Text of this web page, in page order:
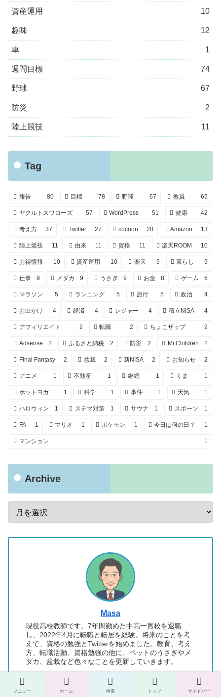
資産運用 10
趣味 12
車 1
週間目標 74
野球 67
防災 2
陸上競技 11
Tag
報告 80 目標 78 野球 67 教員 65
ヤクルトスワローズ 57 WordPress 51 健康 42
考え方 37 Twitter 27 cocoon 20 Amazon 13
陸上競技 11 由来 11 資格 11 楽天ROOM 10
お得情報 10 資産運用 10 楽天 9 暮らし 9
仕事 9 メダカ 9 うさぎ 9 お金 8 ゲーム 6
マラソン 5 ランニング 5 旅行 5 政治 4
お出かけ 4 経済 4 レジャー 4 積立NISA 4
アフィリエイト 2 転職 2 ちょこザップ 2
Adsense 2 ふるさと納税 2 防災 2 Mr.Children 2
Final Fantasy 2 盆栽 2 新NISA 2 お知らせ 2
アニメ 1 不動産 1 継続 1 くま 1
ホットヨガ 1 科学 1 事件 1 天気 1
ハロウィン 1 ステマ対策 1 サウナ 1 スポーツ 1
FA 1 マリオ 1 ポケモン 1 今日は何の日？ 1
マンション 1
Archive
Masa
現役高校教師です。7年間勤めた中高一貫校を退職
し、2022年4月に転職と転居を経験。将来のことを考
えて、資格の勉強とTwitterを始めました。教育、考え
方、転職活動、資格勉強の他に、ペットのうさぎやメ
ダカ、盆栽など色々なことを更新していきます。
メニュー ホーム 検索 トップ サイドバー